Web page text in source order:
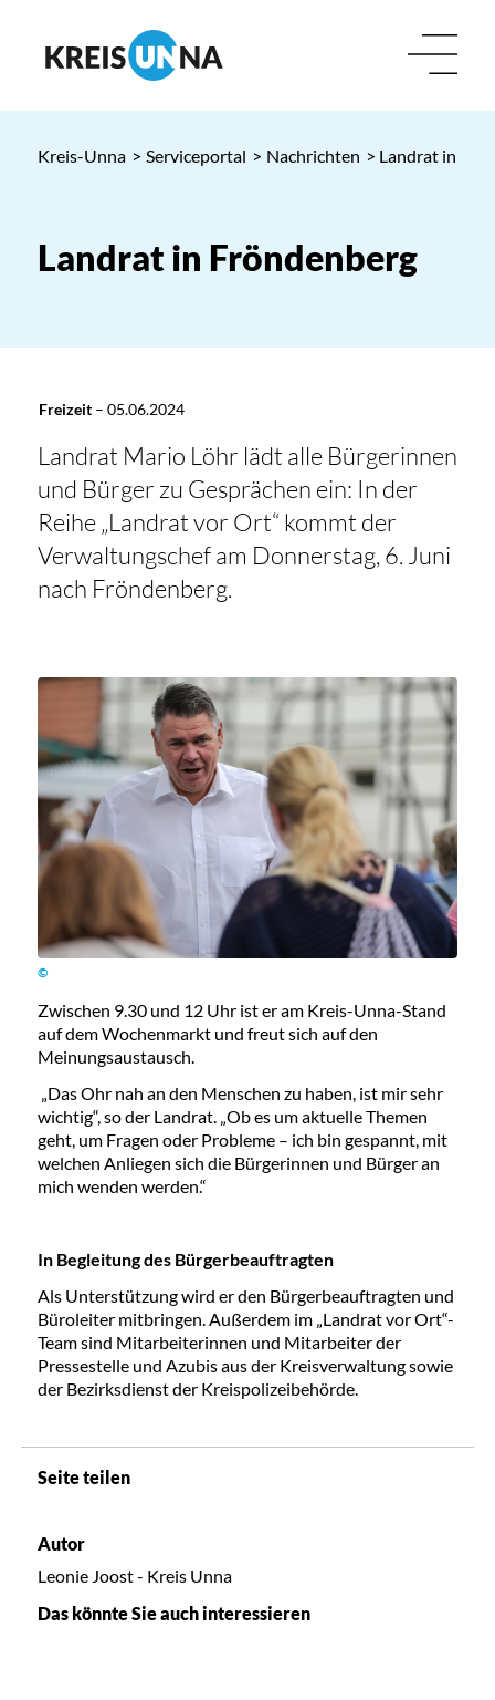
Kreis-Unna > Serviceportal > Nachrichten > Landrat in
Landrat in Fröndenberg
Freizeit– 05.06.2024
Landrat Mario Löhr lädt alle Bürgerinnen
und Bürger zu Gesprächen ein: In der
Reihe „Landrat vor Ort“ kommt der
Verwaltungschef am Donnerstag, 6. Juni
nach Fröndenberg.
©
Zwischen 9.30 und 12 Uhr ist er am Kreis-Unna-Stand
auf dem Wochenmarkt und freut sich auf den
Meinungsaustausch.
„Das Ohr nah an den Menschen zu haben, ist mir sehr
wichtig“, so der Landrat. „Ob es um aktuelle Themen
geht, um Fragen oder Probleme – ich bin gespannt, mit
welchen Anliegen sich die Bürgerinnen und Bürger an
mich wenden werden.“
In Begleitung des Bürgerbeauftragten
Als Unterstützung wird er den Bürgerbeauftragten und
Büroleiter mitbringen. Außerdem im „Landrat vor Ort“-
Team sind Mitarbeiterinnen und Mitarbeiter der
Pressestelle und Azubis aus der Kreisverwaltung sowie
der Bezirksdienst der Kreispolizeibehörde.
Seite teilen
Autor
Leonie Joost - Kreis Unna
Das könnte Sie auch interessieren